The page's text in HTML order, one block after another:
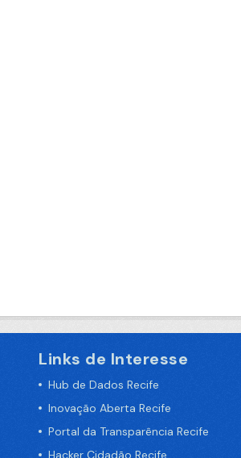
Links de Interesse
Hub de Dados Recife
Inovação Aberta Recife
Portal da Transparência Recife
Hacker Cidadão Recife